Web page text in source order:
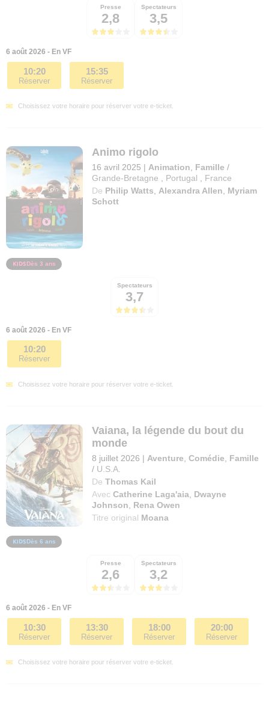
Presse
2,8
Spectateurs
3,5
6 août 2026 - En VF
10:20
Réserver
15:35
Réserver
Choisissez votre horaire pour réserver votre e-ticket.
Animo rigolo
16 avril 2025 | Animation Famille /
Grande-Bretagne
Portugal
France
De Philip Watts Alexandra Allen
Myriam
Schott
Dès 3 ans
Spectateurs
3,7
6 août 2026 - En VF
10:20
Réserver
Choisissez votre horaire pour réserver votre e-ticket.
Vaiana, la légende du bout du
monde
8 juillet 2026 | Aventure ,Comédie
Famille
/ U.S.A.
De Thomas Kail
Avec Catherine Laga'aia
Dwayne
Johnson
Rena Owen
Titre original Moana
Dès 6 ans
Presse
2,6
Spectateurs
3,2
6 août 2026 - En VF
10:30
Réserver
13:30
Réserver
18:00
Réserver
20:00
Réserver
Choisissez votre horaire pour réserver votre e-ticket.